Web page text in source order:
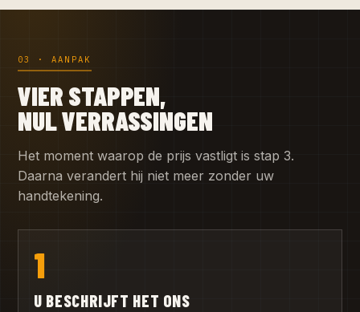
03 · AANPAK
VIER STAPPEN,
NUL VERRASSINGEN
Het moment waarop de prijs vastligt is stap 3.
Daarna verandert hij niet meer zonder uw
handtekening.
1
U BESCHRIJFT HET ONS